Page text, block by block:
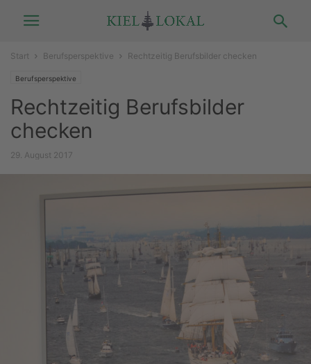
Start Berufsperspektive Rechtzeitig Berufsbilder checken
Berufsperspektive
Rechtzeitig Berufsbilder
checken
29. August 2017